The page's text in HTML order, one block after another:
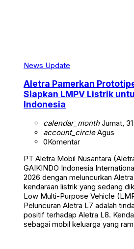
News Update
Aletra Pamerkan
Siapkan LMPV Listrik
Indonesia
calendar_monthJumat,
account_circleAgus
0Komentar
PT Aletra Mobil Nusantara
GAIKINDO Indonesia
2026 dengan meluncurkan
kendaraan listrik yang sedang
Low Multi-Purpose Vehicle
Peluncuran Aletra L7 adalah
positif terhadap Aletra L8.
sebagai mobil keluarga yang